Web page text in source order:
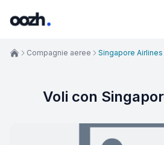
Voli con
Compagnie aeree Singapore Airlines